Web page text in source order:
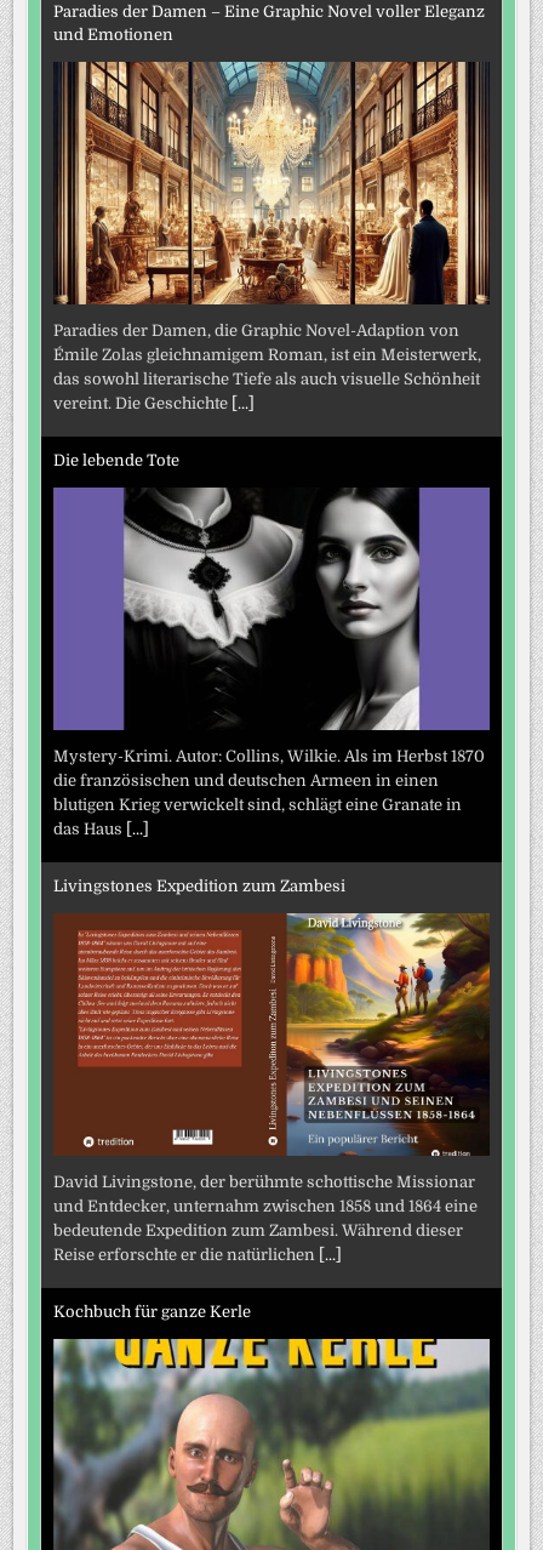
Paradies der Damen – Eine Graphic Novel voller Eleganz
und Emotionen
Paradies der Damen, die Graphic Novel-Adaption von
Émile Zolas gleichnamigem Roman, ist ein Meisterwerk,
das sowohl literarische Tiefe als auch visuelle Schönheit
vereint. Die Geschichte [...]
Die lebende Tote
Mystery-Krimi. Autor: Collins, Wilkie. Als im Herbst 1870
die französischen und deutschen Armeen in einen
blutigen Krieg verwickelt sind, schlägt eine Granate in
das Haus [...]
Livingstones Expedition zum Zambesi
David Livingstone, der berühmte schottische Missionar
und Entdecker, unternahm zwischen 1858 und 1864 eine
bedeutende Expedition zum Zambesi. Während dieser
Reise erforschte er die natürlichen [...]
Kochbuch für ganze Kerle